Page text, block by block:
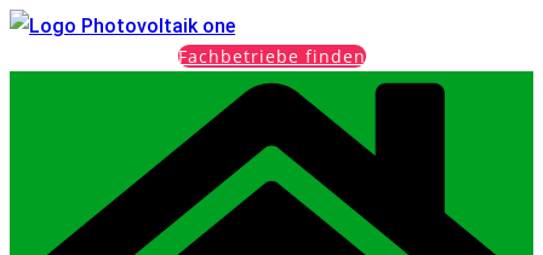
Fachbetriebe finden